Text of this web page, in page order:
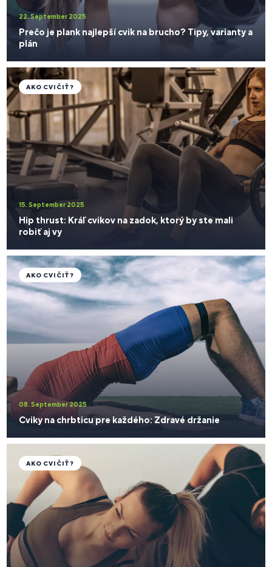
22. September 2025
Prečo je plank najlepší cvik na brucho? Tipy, varianty a
plán
15. September 2025
Hip thrust: Kráľ cvikov na zadok, ktorý by ste mali
robiť aj vy
AKO CVIČIŤ?
08. September 2025
Cviky na chrbticu pre každého: Zdravé držanie
AKO CVIČIŤ?
AKO CVIČIŤ?